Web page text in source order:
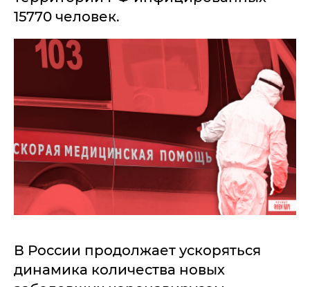
15770 человек.
В России продолжает ускоряться
динамика количества новых